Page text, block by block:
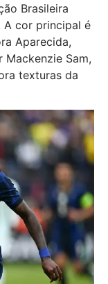
Brasileira
A cor principal é
Aparecida,
Sam,
texturas da